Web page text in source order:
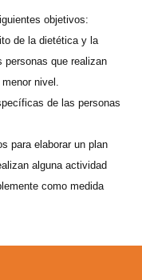
objetivos:
de la dietética y la
personas que realizan
nivel.
de las personas
para elaborar un plan
alguna actividad
como medida